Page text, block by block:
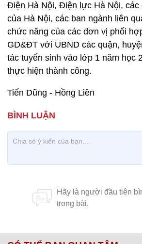
Điện Hà Nội, Điện lực Hà Nội, các
của Hà Nội, các ban ngành liên
chức năng của các đơn vị phối
GD&ĐT với UBND các quận,
tác tuyển sinh vào lớp 1 năm học
thực hiện thành công.
Tiến Dũng - Hồng Liên